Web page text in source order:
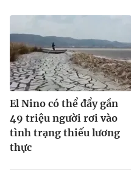
El Nino có thể đẩy gần
49 triệu người rơi vào
tình trạng thiếu lương
thực